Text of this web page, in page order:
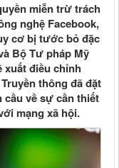
miễn trừ trách
nghệ Facebook,
cơ bị tước bỏ đặc
Bộ Tư pháp Mỹ
xuất điều chỉnh
thông đã đặt
cầu về sự cần thiết
mạng xã hội.